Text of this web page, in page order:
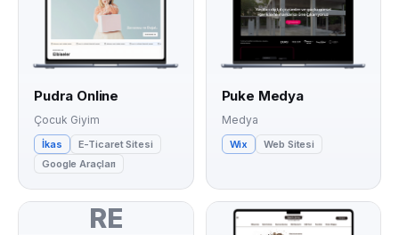
Pudra Online
Çocuk Giyim
İkas
E-Ticaret Sitesi
Google Araçları
Puke Medya
Medya
Wix Web Sitesi
RE